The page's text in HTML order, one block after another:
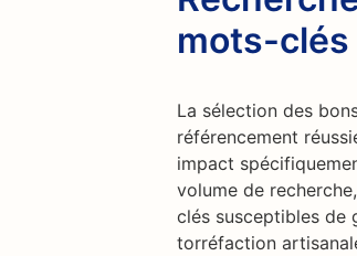
mots-
La sélection des
référencement
impact
volume de
clés susceptibles de
torréfaction